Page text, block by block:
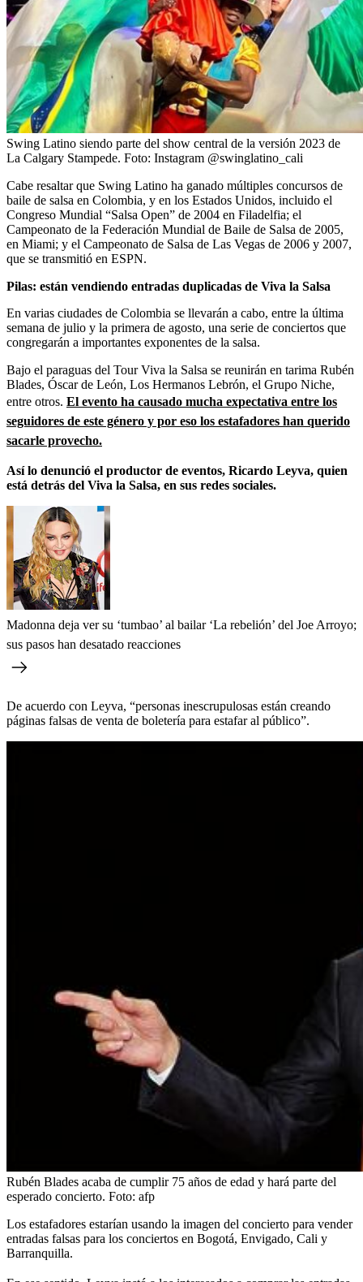
Swing Latino siendo parte del show central de la versión 2023 de
La Calgary Stampede. Foto: Instagram @swinglatino_cali
Cabe resaltar que Swing Latino ha ganado múltiples concursos de
baile de salsa en Colombia, y en los Estados Unidos, incluido el
Congreso Mundial “Salsa Open” de 2004 en Filadelfia; el
Campeonato de la Federación Mundial de Baile de Salsa de 2005,
en Miami; y el Campeonato de Salsa de Las Vegas de 2006 y 2007,
que se transmitió en ESPN.
Pilas: están vendiendo entradas duplicadas de Viva la Salsa
En varias ciudades de Colombia se llevarán a cabo, entre la última
semana de julio y la primera de agosto, una serie de conciertos que
congregarán a importantes exponentes de la salsa.
Bajo el paraguas del Tour Viva la Salsa se reunirán en tarima Rubén
Blades, Óscar de León, Los Hermanos Lebrón, el Grupo Niche,
entre otros. El evento ha causado mucha expectativa entre los
seguidores de este género y por eso los estafadores han querido
sacarle provecho.
Así lo denunció el productor de eventos, Ricardo Leyva, quien
está detrás del Viva la Salsa, en sus redes sociales.
Madonna deja ver su ‘tumbao’ al bailar ‘La rebelión’ del Joe Arroyo;
sus pasos han desatado reacciones
De acuerdo con Leyva, “personas inescrupulosas están creando
páginas falsas de venta de boletería para estafar al público”.
Rubén Blades acaba de cumplir 75 años de edad y hará parte del
esperado concierto. Foto: afp
Los estafadores estarían usando la imagen del concierto para vender
entradas falsas para los conciertos en Bogotá, Envigado, Cali y
Barranquilla.